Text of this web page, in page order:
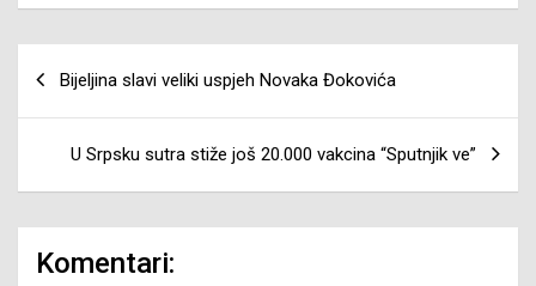
članaka
Bijeljina slavi veliki uspjeh Novaka Đokovića
U Srpsku sutra stiže još 20.000 vakcina “Sputnjik ve”
Komentari: